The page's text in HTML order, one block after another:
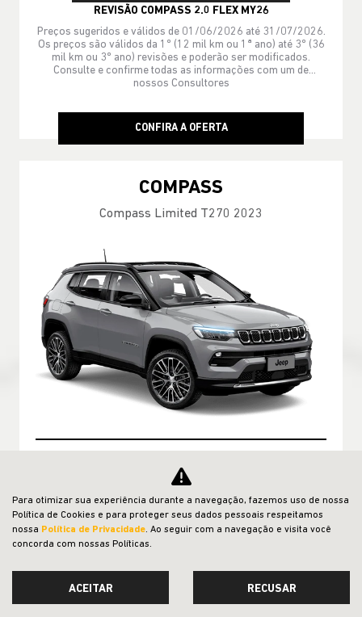
REVISÃO COMPASS 2.0 FLEX MY26
Preços sugeridos e válidos de 01/06/2026 até 31/07/2026.
Os preços são válidos da 1º (12 mil km ou 1ª ano) até 3º (36
mil km ou 3º ano) revisões e poderão ser modificados.
Consulte e confirme todas as informações com um de
nossos Consultores
CONFIRA A OFERTA
COMPASS
Compass Limited T270 2023
SERVIÇOS E REVISÕES
REVISÃO COMPASS 2.0 FLEX MY25
Os preços são válidos da 1º (12 mil km ou 1ª ano) até 3º (36
mil km ou 3º ano) revisões e poderão ser modificados.
Para otimizar sua experiência durante a navegação, fazemos uso de nossa
Política de Cookies e para proteger seus dados pessoais respeitamos
nossa Política de Privacidade. Ao seguir com a navegação e visita você
concorda com nossas Políticas.
ACEITAR RECUSAR